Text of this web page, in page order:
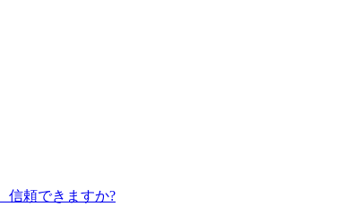
信頼できますか?